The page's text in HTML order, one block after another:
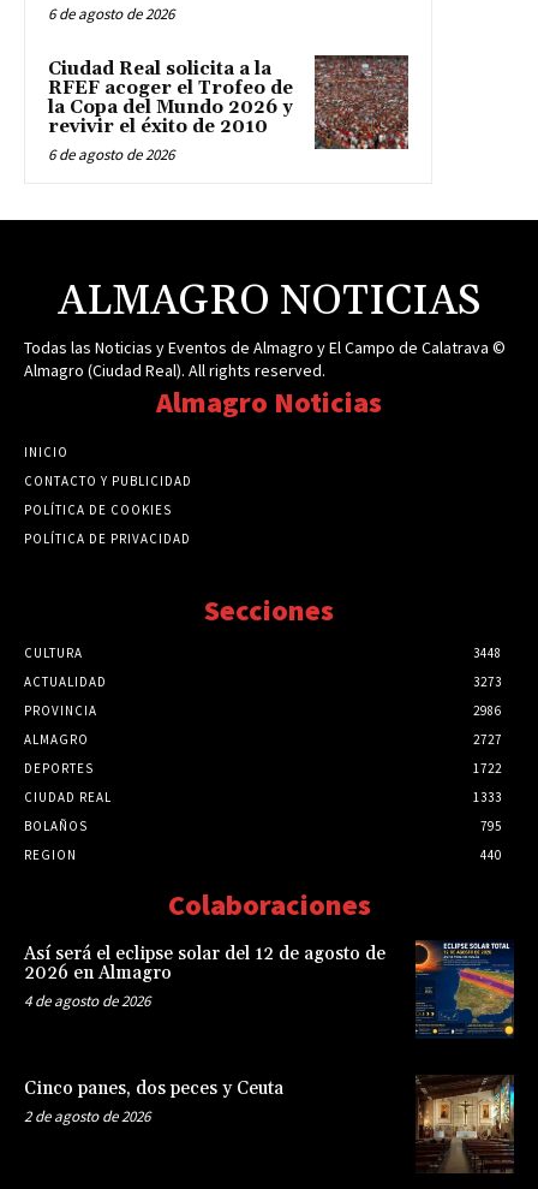
6 de agosto de 2026
Ciudad Real solicita a la
RFEF acoger el Trofeo de
la Copa del Mundo 2026 y
revivir el éxito de 2010
6 de agosto de 2026
ALMAGRO NOTICIAS
Todas las Noticias y Eventos de Almagro y El Campo de Calatrava ©
Almagro (Ciudad Real). All rights reserved.
Almagro Noticias
INICIO
CONTACTO Y PUBLICIDAD
POLÍTICA DE COOKIES
POLÍTICA DE PRIVACIDAD
Secciones
CULTURA
3448
ACTUALIDAD
3273
PROVINCIA
2986
ALMAGRO
2727
DEPORTES
1722
CIUDAD REAL
1333
BOLAÑOS
795
REGION
440
Colaboraciones
Así será el eclipse solar del 12 de agosto de
2026 en Almagro
4 de agosto de 2026
Cinco panes, dos peces y Ceuta
2 de agosto de 2026